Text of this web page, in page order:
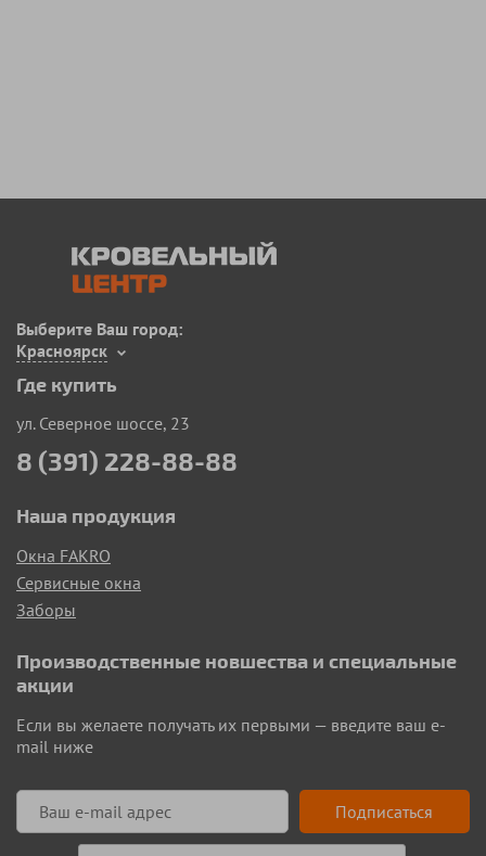
Выберите Ваш город:
Красноярск
Где купить
ул. Северное шоссе, 23
8 (391) 228-88-88
Наша продукция
Окна FAKRO
Сервисные окна
Заборы
Производственные новшества и специальные
акции
Если вы желаете получать их первыми — введите ваш e-
mail ниже
Подписаться